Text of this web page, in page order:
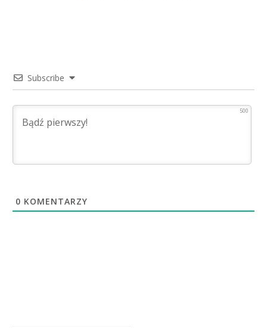
Subscribe
500
0 KOMENTARZY